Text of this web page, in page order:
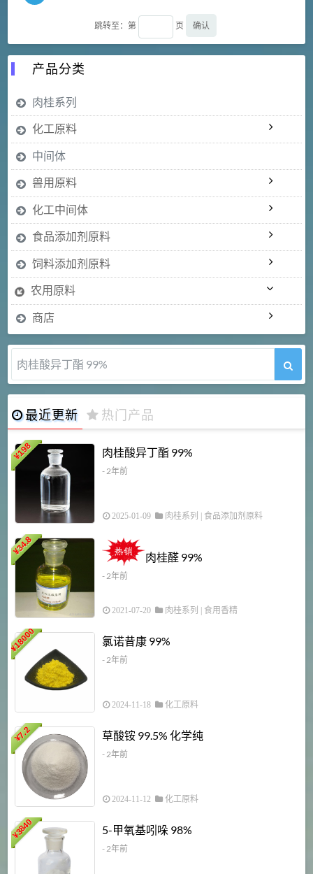
跳转至：第 页 确认
产品分类
肉桂系列
化工原料
中间体
兽用原料
化工中间体
食品添加剂原料
饲料添加剂原料
农用原料
商店
肉桂酸异丁酯 99%
最近更新 热门产品
¥
198 肉桂酸异丁酯 99%
- 2年前
2025-01-09 肉桂系列 食品添加剂原料
¥
34.8
肉桂醛 99%
- 2年前
2021-07-20 肉桂系列 食用香精
¥
18000 氯诺昔康 99%
- 2年前
2024-11-18 化工原料
¥
7.2 草酸铵 99.5% 化学纯
- 2年前
2024-11-12 化工原料
¥
3840 5-甲氧基吲哚 98%
- 2年前